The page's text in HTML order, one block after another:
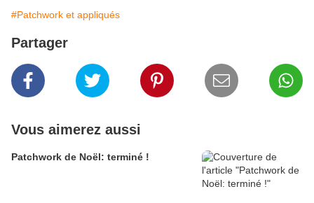
#Patchwork et appliqués
Partager
Vous aimerez aussi
Patchwork de Noël: terminé !